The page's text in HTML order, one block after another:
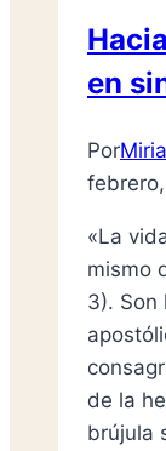
en
Por
«La
mismo
3). Son
de la
brújula